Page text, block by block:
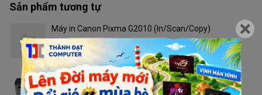
Sản phẩm tương tự
Máy in Canon Pixma G2010 (In/Scan/Copy)
Liên hệ
Máy in Brother DCP - L2520D